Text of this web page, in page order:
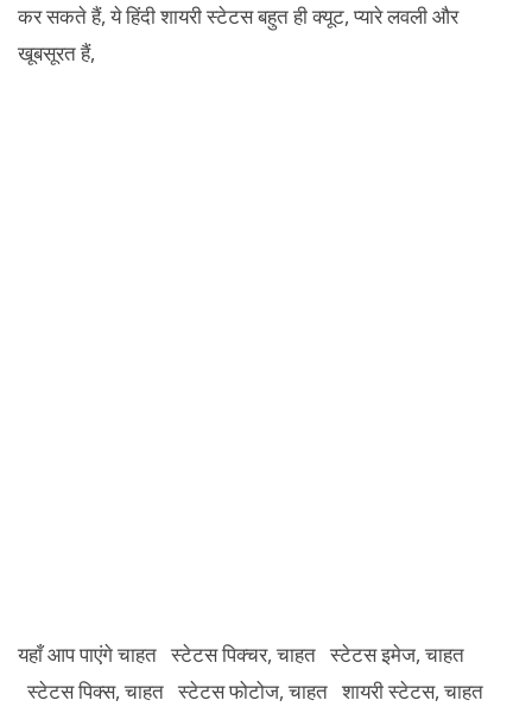
कर सकते हैं, ये हिंदी शायरी स्टेटस बहुत ही क्यूट, प्यारे लवली और
खूबसूरत हैं,
यहाँ आप पाएंगे चाहत स्टेटस पिक्चर, चाहत स्टेटस इमेज, चाहत
स्टेटस पिक्स, चाहत स्टेटस फोटोज, चाहत शायरी स्टेटस, चाहत